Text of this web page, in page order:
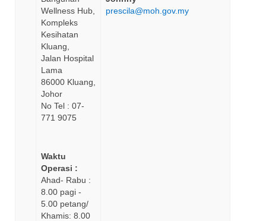
Wellness Hub,
Kompleks
Kesihatan
Kluang,
Jalan Hospital
Lama
86000 Kluang,
Johor
No Tel : 07-
771 9075
Waktu
Operasi :
Ahad- Rabu :
8.00 pagi -
5.00 petang/
Khamis: 8.00
prescila@moh.gov.my